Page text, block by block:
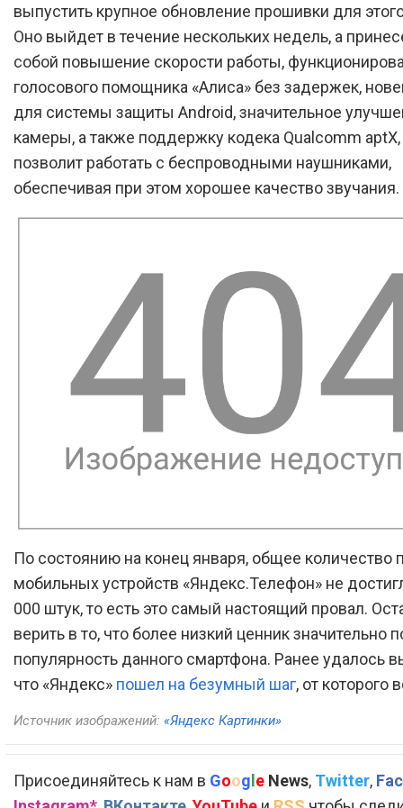
выпустить крупное обновление прошивки для
Оно выйдет в течение нескольких недель, а
собой повышение скорости работы,
голосового помощника «Алиса» без задержек,
для системы защиты Android, значительное
камеры, а также поддержку кодека Qualcomm aptX,
позволит работать с беспроводными наушниками,
обеспечивая при этом хорошее качество звучания.
По состоянию на конец января, общее количество
мобильных устройств «Яндекс.Телефон» не
000 штук, то есть это самый настоящий провал.
верить в то, что более низкий ценник значительно
популярность данного смартфона. Ранее удалось
что «Яндекс» пошел на безумный шаг, от которого
Источник изображений: «Яндекс Картинки»
Присоединяйтесь к нам в Goog e News, Twitter,